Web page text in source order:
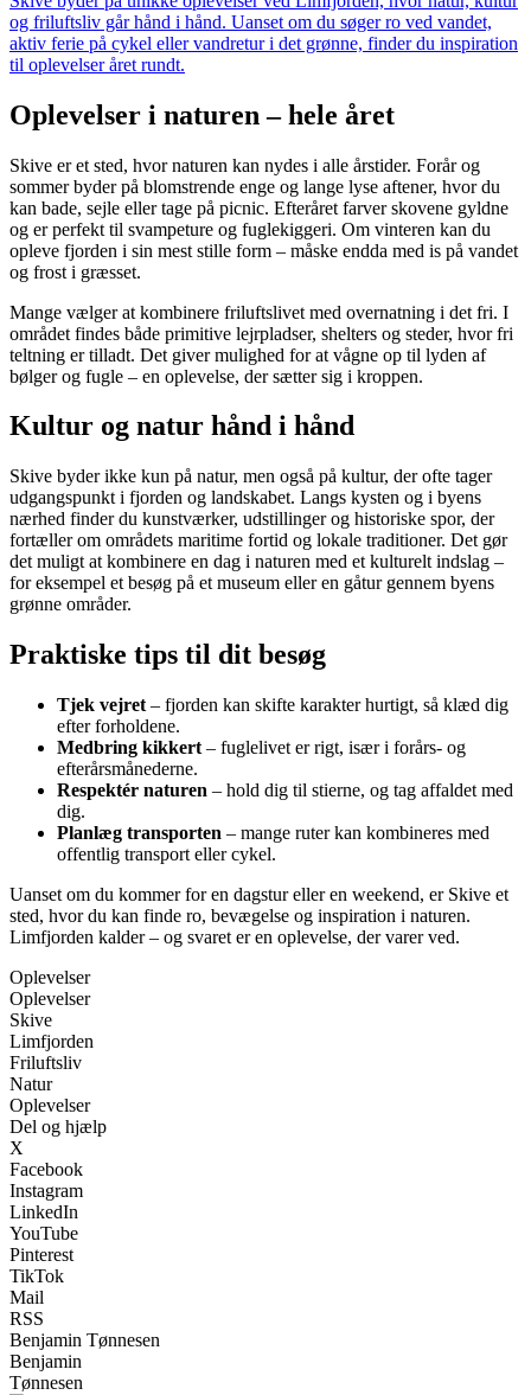
og friluftsliv går hånd i hånd. Uanset om du søger ro ved vandet,
aktiv ferie på cykel eller vandretur i det grønne, finder du inspiration
til oplevelser året rundt.
Oplevelser i naturen – hele året
Skive er et sted, hvor naturen kan nydes i alle årstider. Forår og
sommer byder på blomstrende enge og lange lyse aftener, hvor du
kan bade, sejle eller tage på picnic. Efteråret farver skovene gyldne
og er perfekt til svampeture og fuglekiggeri. Om vinteren kan du
opleve fjorden i sin mest stille form – måske endda med is på vandet
og frost i græsset.
Mange vælger at kombinere friluftslivet med overnatning i det fri. I
området findes både primitive lejrpladser, shelters og steder, hvor fri
teltning er tilladt. Det giver mulighed for at vågne op til lyden af
bølger og fugle – en oplevelse, der sætter sig i kroppen.
Kultur og natur hånd i hånd
Skive byder ikke kun på natur, men også på kultur, der ofte tager
udgangspunkt i fjorden og landskabet. Langs kysten og i byens
nærhed finder du kunstværker, udstillinger og historiske spor, der
fortæller om områdets maritime fortid og lokale traditioner. Det gør
det muligt at kombinere en dag i naturen med et kulturelt indslag –
for eksempel et besøg på et museum eller en gåtur gennem byens
grønne områder.
Praktiske tips til dit besøg
Tjek vejret – fjorden kan skifte karakter hurtigt, så klæd dig
efter forholdene.
Medbring kikkert – fuglelivet er rigt, især i forårs- og
efterårsmånederne.
Respektér naturen – hold dig til stierne, og tag affaldet med
dig.
Planlæg transporten – mange ruter kan kombineres med
offentlig transport eller cykel.
Uanset om du kommer for en dagstur eller en weekend, er Skive et
sted, hvor du kan finde ro, bevægelse og inspiration i naturen.
Limfjorden kalder – og svaret er en oplevelse, der varer ved.
Oplevelser
Oplevelser
Skive
Limfjorden
Friluftsliv
Natur
Oplevelser
Del og hjælp
X
Facebook
Instagram
LinkedIn
YouTube
Pinterest
TikTok
Mail
RSS
Benjamin Tønnesen
Benjamin
Tønnesen